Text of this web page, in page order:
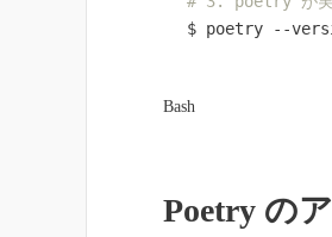
$ poetry --
Bash
Poetry の